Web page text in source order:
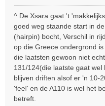
e
r
c
h
t
^ De Xsara gaat 't
goed weg staande start in
(hairpin) bocht, Verschil in
op die Greece ondergrond
die laatsten gewoon niet
131/124(die laatste gaat
blijven driften alsof er 'n 10-
'feel' en de A110 is wel het
betreft.